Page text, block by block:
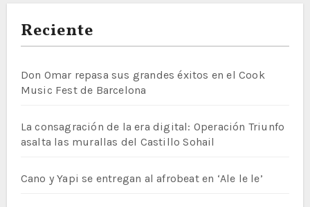
Reciente
Don Omar repasa sus grandes éxitos en el Cook
Music Fest de Barcelona
La consagración de la era digital: Operación Triunfo
asalta las murallas del Castillo Sohail
Cano y Yapi se entregan al afrobeat en ‘Ale le le’